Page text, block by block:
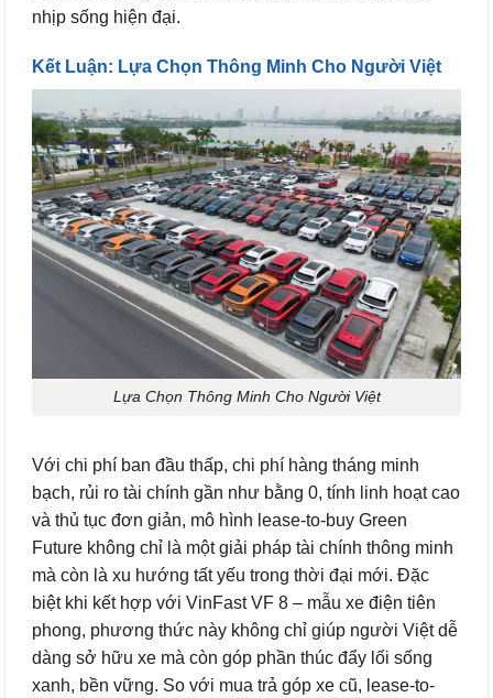
nhịp sống hiện đại.
Kết Luận: Lựa Chọn Thông Minh Cho Người Việt
Lựa Chọn Thông Minh Cho Người Việt
Với chi phí ban đầu thấp, chi phí hàng tháng minh
bạch, rủi ro tài chính gần như bằng 0, tính linh hoạt cao
và thủ tục đơn giản, mô hình lease-to-buy Green
Future không chỉ là một giải pháp tài chính thông minh
mà còn là xu hướng tất yếu trong thời đại mới. Đặc
biệt khi kết hợp với VinFast VF 8 – mẫu xe điện tiên
phong, phương thức này không chỉ giúp người Việt dễ
dàng sở hữu xe mà còn góp phần thúc đẩy lối sống
xanh, bền vững. So với mua trả góp xe cũ, lease-to-